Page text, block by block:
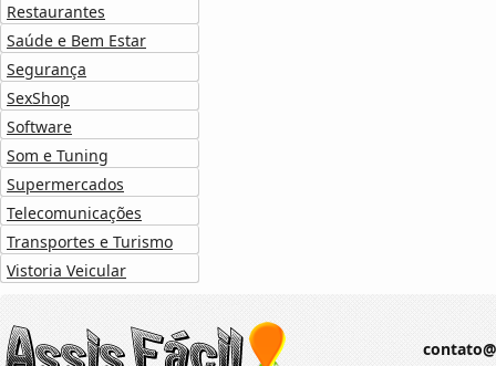
Restaurantes
Saúde e Bem Estar
Segurança
SexShop
Software
Som e Tuning
Supermercados
Telecomunicações
Transportes e Turismo
Vistoria Veicular